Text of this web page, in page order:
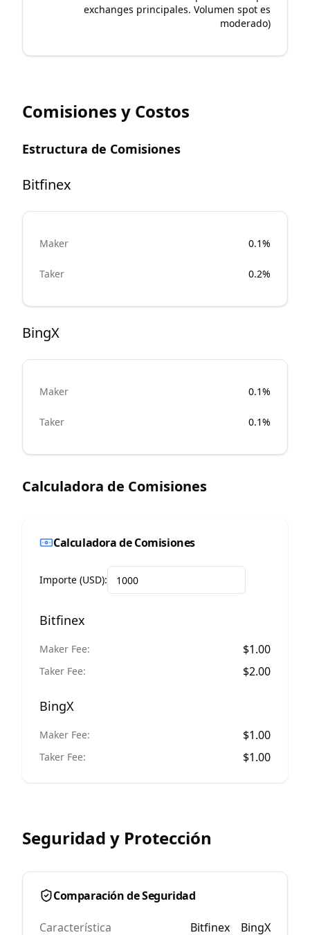
exchanges principales. Volumen spot es
moderado)
Comisiones y Costos
Estructura de Comisiones
Bitfinex
Maker 0.1%
Taker 0.2%
BingX
Maker 0.1%
Taker 0.1%
Calculadora de Comisiones
Calculadora de Comisiones
Importe (USD):
Bitfinex
Maker Fee: $1.00
Taker Fee: $2.00
BingX
Maker Fee: $1.00
Taker Fee: $1.00
Seguridad y Protección
Comparación de Seguridad
Característica Bitfinex BingX